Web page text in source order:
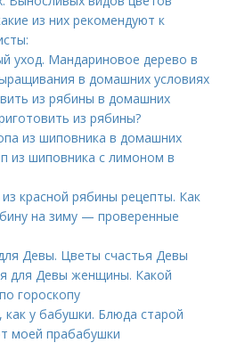
из них рекомендуют к
уход. Мандариновое дерево в
в домашних условиях
из рябины в домашних
из рябины?
из шиповника в домашних
из шиповника с лимоном в
красной рябины рецепты. Как
на зиму — проверенные
Девы. Цветы счастья Девы
для Девы женщины. Какой
гороскопу
у бабушки. Блюда старой
моей прабабушки